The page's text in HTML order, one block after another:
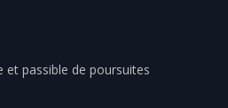
passible de poursuites